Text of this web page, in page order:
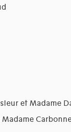
et Madame